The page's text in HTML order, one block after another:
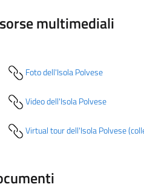
multimediali
Foto dell'Isola Polvese
Video dell'Isola Polvese
Virtual tour dell'Isola Polvese